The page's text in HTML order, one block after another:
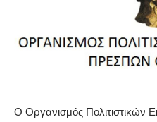
Ο Οργανισμός